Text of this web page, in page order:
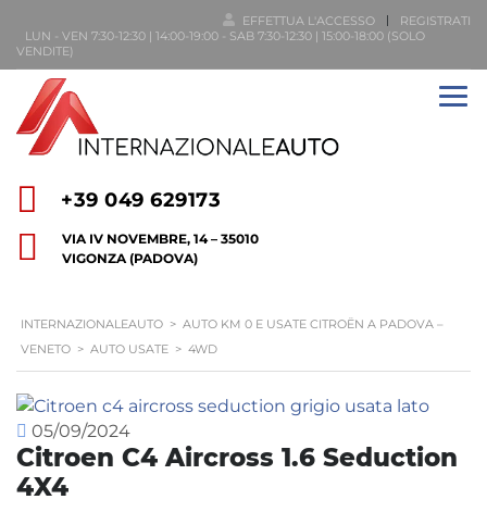
EFFETTUA L'ACCESSO
REGISTRATI
LUN - VEN 7:30-12:30 | 14:00-19:00 - SAB 7:30-12:30 | 15:00-18:00 (SOLO
VENDITE)
+39 049 629173
VIA IV NOVEMBRE, 14 – 35010
VIGONZA (PADOVA)
INTERNAZIONALEAUTO > AUTO KM 0 E USATE CITROËN A PADOVA –
VENETO > AUTO USATE > 4WD
05/09/2024
Citroen C4 Aircross 1.6 Seduction
4X4